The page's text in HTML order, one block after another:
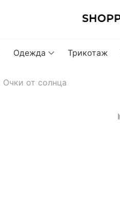
Одежда Трикотаж
Очки от солнца